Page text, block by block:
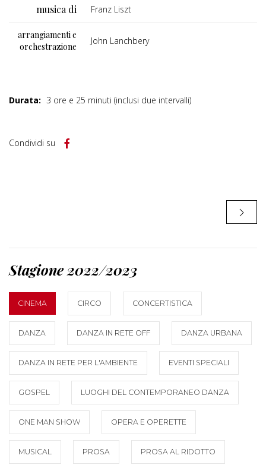
musica di Franz Liszt
arrangiamenti e
orchestrazione
John Lanchbery
Durata: 3 ore e 25 minuti (inclusi due intervalli)
Condividi su
Stagione 2022/2023
CINEMA CIRCO CONCERTISTICA
DANZA DANZA IN RETE OFF DANZA URBANA
DANZA IN RETE PER L'AMBIENTE EVENTI SPECIALI
GOSPEL LUOGHI DEL CONTEMPORANEO DANZA
ONE MAN SHOW OPERA E OPERETTE
MUSICAL PROSA PROSA AL RIDOTTO